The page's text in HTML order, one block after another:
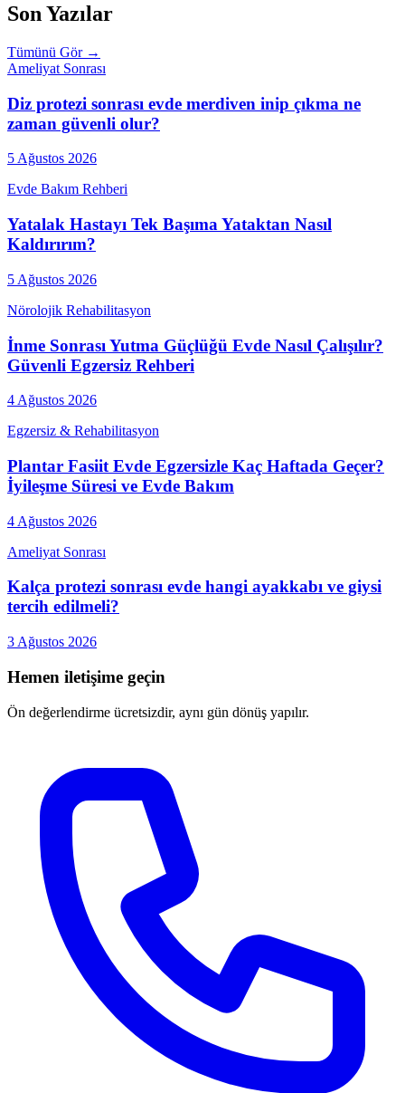
Son Yazılar
Tümünü Gör →
Ameliyat Sonrası
Diz protezi sonrası evde merdiven inip çıkma ne
zaman güvenli olur?
5 Ağustos 2026
Evde Bakım Rehberi
Yatalak Hastayı Tek Başıma Yataktan Nasıl
Kaldırırım?
5 Ağustos 2026
Nörolojik Rehabilitasyon
İnme Sonrası Yutma Güçlüğü Evde Nasıl Çalışılır?
Güvenli Egzersiz Rehberi
4 Ağustos 2026
Egzersiz & Rehabilitasyon
Plantar Fasiit Evde Egzersizle Kaç Haftada Geçer?
İyileşme Süresi ve Evde Bakım
4 Ağustos 2026
Ameliyat Sonrası
Kalça protezi sonrası evde hangi ayakkabı ve giysi
tercih edilmeli?
3 Ağustos 2026
Hemen iletişime geçin
Ön değerlendirme ücretsizdir, aynı gün dönüş yapılır.